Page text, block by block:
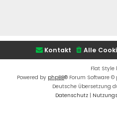
Alle
Kontakt
Flat Style
Powered by phpBB® Forum Software ©
Deutsche Übersetzung
Datenschutz |